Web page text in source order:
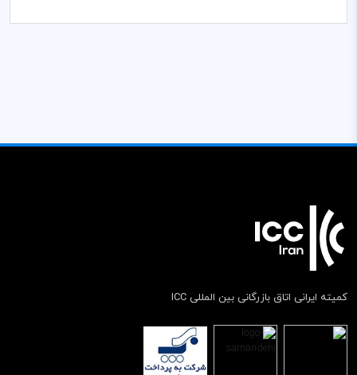
کمیته ایرانی اتاق بازرگانی بین المللی ICC